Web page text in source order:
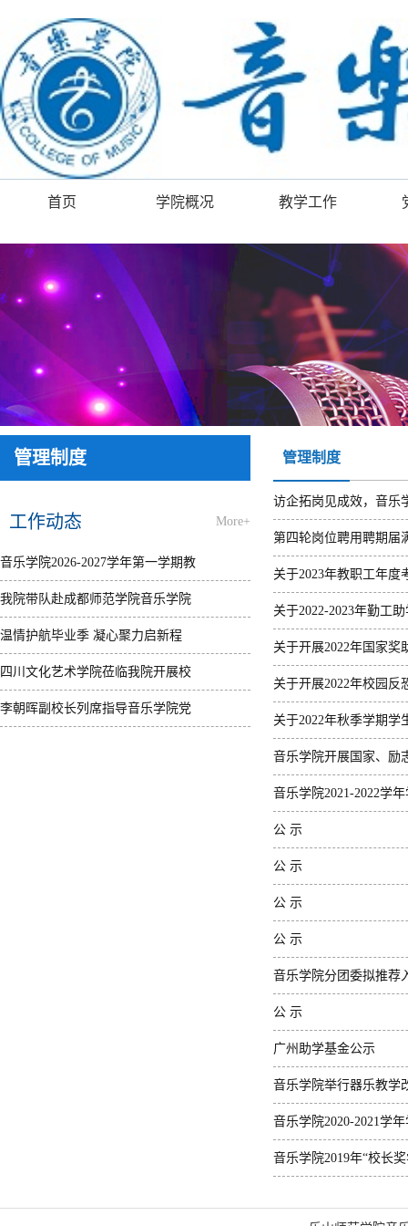
首页 学院概况 教学工作
管理制度
工作动态 More+
音乐学院2026-2027学年第一学期教
材选用计划公示
[2026年07月21日]
我院带队赴成都师范学院音乐学院
开展专业建设交流活动
[2026年07月02日]
温情护航毕业季 凝心聚力启新程
——音乐学院开展毕业生系列主题
教育活动
四川文化艺术学院莅临我院开展校
际交流座谈
李朝晖副校长列席指导音乐学院党
管理制度
访企拓岗见成效，音乐
第四轮岗位聘用聘期届
关于2023年教职工年度
关于2022-2023年勤工
关于开展2022年国家奖
关于开展2022年校园反
关于2022年秋季学期学
音乐学院开展国家、励
音乐学院2021-2022学
公 示
公 示
公 示
公 示
音乐学院分团委拟推荐
公 示
广州助学基金公示
音乐学院举行器乐教学
音乐学院2020-2021学
音乐学院2019年“校长